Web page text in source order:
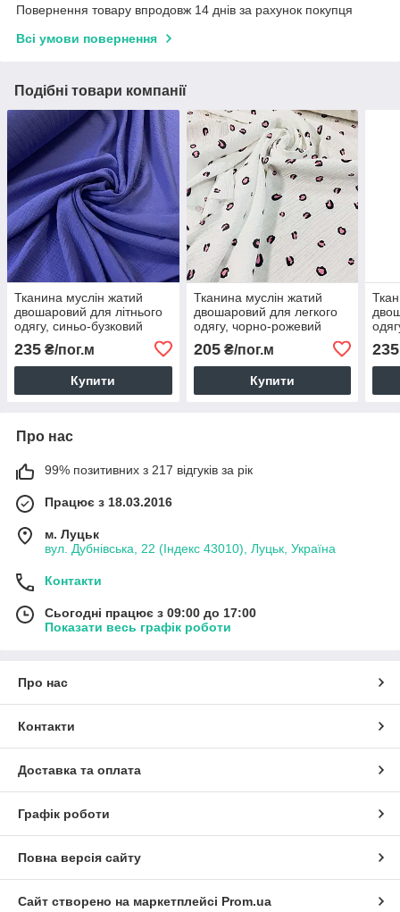
Повернення товару впродовж 14 днів за рахунок покупця
Всі умови повернення
Подібні товари компанії
Тканина муслін жатий
двошаровий для літнього
одягу, синьо-бузковий
(шир. 1,35м) (MS-JAT-2-
0043)
235 ₴/пог.м
Купити
Тканина муслін жатий
двошаровий для легкого
одягу, чорно-рожевий
(шир.1,35 м) (MS-JAT-2-
0109)
205₴/пог.м
Купити
235
Про нас
99% позитивних з 217 відгуків за рік
Працює з 18.03.2016
м. Луцьк
вул. Дубнівська, 22 (Індекс 43010), Луцьк, Україна
Контакти
Сьогодні працює з 09:00 до 17:00
Показати весь графік роботи
Про нас
Контакти
Доставка та оплата
Графік роботи
Повна версія сайту
Сайт створено на маркетплейсі Prom.ua